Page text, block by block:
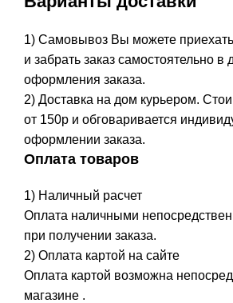
1) Самовывоз Вы можете
и забрать заказ самостоятельно в
оформления заказа.
2) Доставка на дом курьером.
от 150р и обговаривается
оформлении заказа.
Оплата товаров
1) Наличный расчет
Оплата наличными
при получении заказа.
2) Оплата картой на сайте
Оплата картой возможна
магазине .